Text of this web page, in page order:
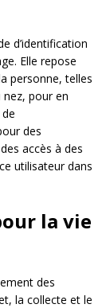
d’identification
Elle repose
personne, telles
pour en
des
accès à des
utilisateur dans
la vie
des
la collecte et le